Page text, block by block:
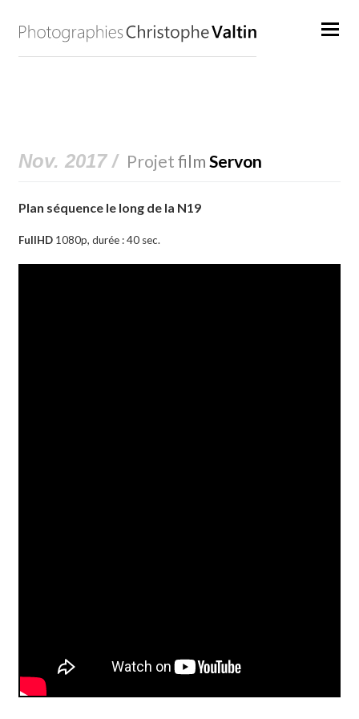
Nov. 2017 / ProjetfilmServon
Plan séquence le long de la N19
FullHD 1080p, durée : 40 sec.